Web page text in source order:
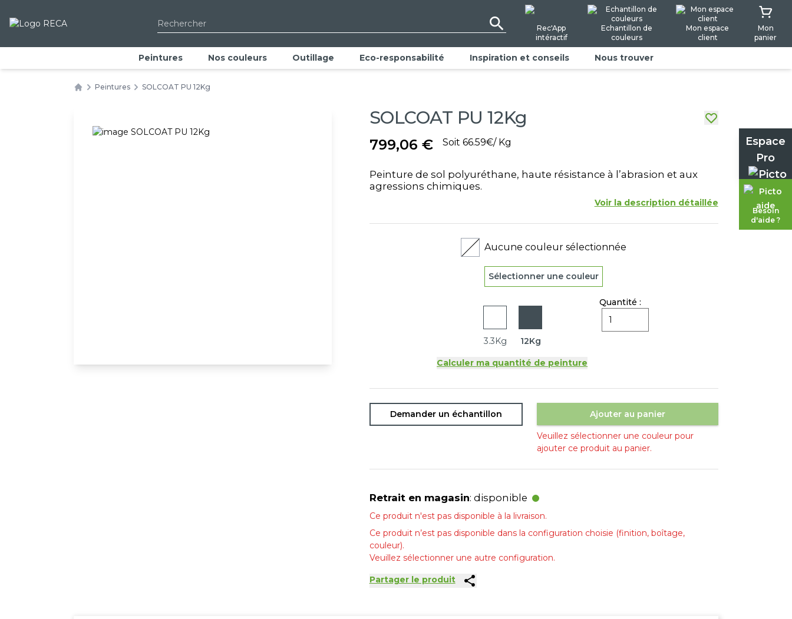
search
Rec'App
intéractif
Echantillon de
couleurs
Mon espace
client
Mon
panier
Peintures
Nos couleurs
Outillage Eco-responsabilité
Inspiration et conseils
Nous trouver
Peintures SOLCOAT PU 12Kg
SOLCOAT PU 12Kg
799,06 € Soit 66.59€/ Kg
Peinture de sol polyuréthane, haute résistance à l’abrasion et aux
agressions chimiques.
Voir la description détaillée
Aucune couleur sélectionnée
Sélectionner une couleur
3.3Kg 12Kg
Calculer ma quantité de peinture
Quantité :
Demander un échantillon Ajouter au panier
Veuillez sélectionner une couleur pour
ajouter ce produit au panier.
Retrait en magasin: disponible
Ce produit n'est pas disponible à la livraison.
Ce produit n’est pas disponible dans la configuration choisie (finition, boîtage,
couleur).
Veuillez sélectionner une autre configuration.
Partager le produit share
Espace
Besoin
d'aide ?